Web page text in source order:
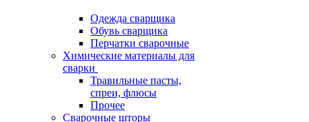
Одежда сварщика
Обувь сварщика
Перчатки сварочные
Химические материалы для
сварки
Травильные пасты,
спреи, флюсы
Прочее
Сварочные шторы